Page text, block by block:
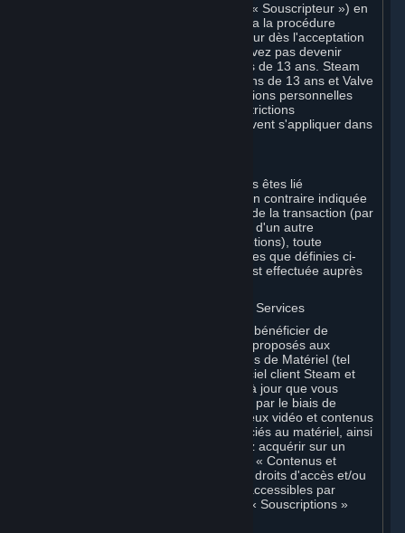
Vous devenez souscripteur de Steam (« Souscripteur ») en
créant un compte d'utilisateur Steam via la procédure
d'inscription. Cet Accord entre en vigueur dès l'acceptation
des présentes conditions. Vous ne pouvez pas devenir
Souscripteur si vous êtes âgé de moins de 13 ans. Steam
n'est pas destiné à des enfants de moins de 13 ans et Valve
ne collecte pas sciemment les informations personnelles
d'enfants de moins de 13 ans. Des restrictions
supplémentaires en matière d'âge peuvent s'appliquer dans
Pour toute interaction avec Steam, vous êtes lié
contractuellement à Valve. Sauf mention contraire indiquée
dans le présent Accord ou au moment de la transaction (par
exemple, en cas de transaction auprès d'un autre
Souscripteur via le Marché de Souscriptions), toute
transaction pour des Souscriptions (telles que définies ci-
après) que vous effectuez sur Steam est effectuée auprès
B. Matériel, Souscriptions, Contenus et Services
En tant que Souscripteur, vous pouvez bénéficier de
certains services, logiciels et contenus proposés aux
Souscripteurs, ou acheter certains types de Matériel (tel
que défini ci-après) sur Steam. Le logiciel client Steam et
les autres logiciels, contenus et mises à jour que vous
téléchargez ou auxquels vous accédez par le biais de
Steam, y compris, sans limitation, les jeux vidéo et contenus
de jeu Valve ou tiers, les logiciels associés au matériel, ainsi
que les objets virtuels que vous pouvez acquérir sur un
Marché de Souscriptions, sont appelés « Contenus et
Services » dans le présent Accord ; les droits d'accès et/ou
d'utilisation des Contenus et Services accessibles par
l'intermédiaire de Steam sont appelés « Souscriptions »